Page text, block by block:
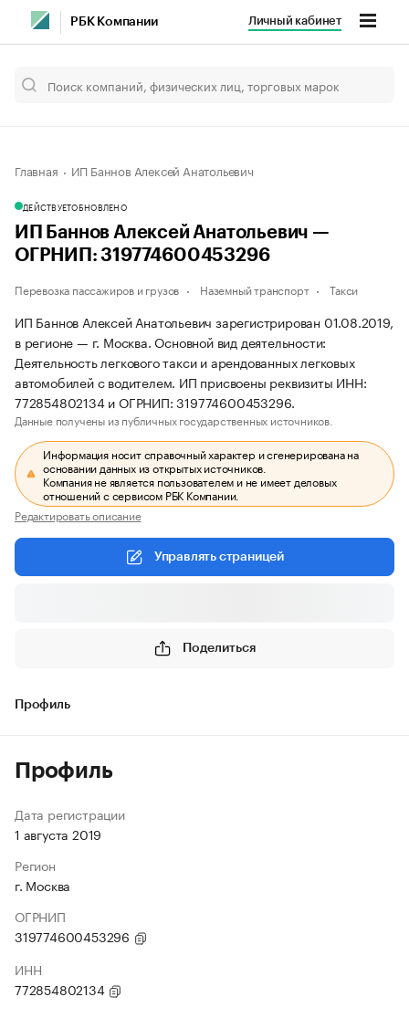
РБК Компании Личный кабинет
Главная ИП Баннов Алексей Анатольевич
ДЕЙСТВУЕТОБНОВЛЕНО
ИП Баннов Алексей Анатольевич —
ОГРНИП: 319774600453296
Перевозка пассажиров и грузов Наземный транспорт Такси
ИП Баннов Алексей Анатольевич зарегистрирован 01.08.2019,
в регионе — г. Москва. Основной вид деятельности:
Деятельность легкового такси и арендованных легковых
автомобилей с водителем. ИП присвоены реквизиты ИНН:
772854802134 и ОГРНИП: 319774600453296.
Данные получены из публичных государственных источников.
Информация носит справочный характер и сгенерирована на
основании данных из открытых источников.
Компания не является пользователем и не имеет деловых
отношений с сервисом РБК Компании.
Редактировать описание
Управлять страницей
Поделиться
Профиль
Профиль
Дата регистрации
1 августа 2019
Регион
г. Москва
ОГРНИП
319774600453296
ИНН
772854802134